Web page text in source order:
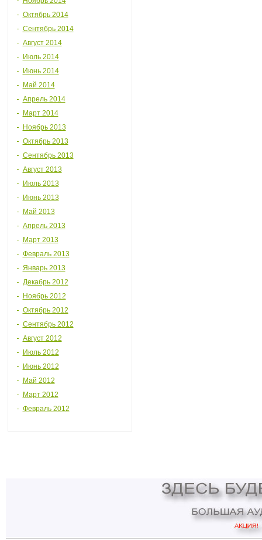
Октябрь 2014
Сентябрь 2014
Август 2014
Июль 2014
Июнь 2014
Май 2014
Апрель 2014
Март 2014
Ноябрь 2013
Октябрь 2013
Сентябрь 2013
Август 2013
Июль 2013
Июнь 2013
Май 2013
Апрель 2013
Март 2013
Февраль 2013
Январь 2013
Декабрь 2012
Ноябрь 2012
Октябрь 2012
Сентябрь 2012
Август 2012
Июль 2012
Июнь 2012
Май 2012
Март 2012
Февраль 2012